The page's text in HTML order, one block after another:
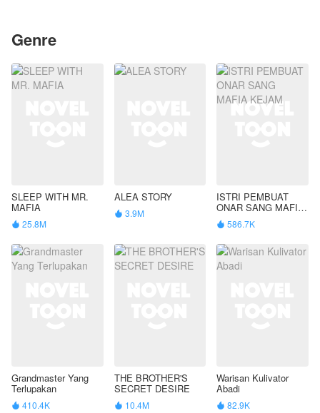
Genre
SLEEP WITH MR.
MAFIA
 25.8M
ALEA STORY
 3.9M
ISTRI PEMBUAT
ONAR SANG MAFIA
KEJAM
 586.7K
Grandmaster Yang
Terlupakan
 410.4K
THE BROTHER'S
SECRET DESIRE
 10.4M
Warisan Kulivator
Abadi
 82.9K